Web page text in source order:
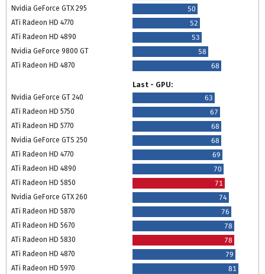
Nvidia GeForce GTX 295
50
ATi Radeon HD 4770
52
ATi Radeon HD 4890
53
Nvidia GeForce 9800 GT
58
ATi Radeon HD 4870
68
Last - GPU:
Nvidia GeForce GT 240
63
ATi Radeon HD 5750
67
ATi Radeon HD 5770
68
Nvidia GeForce GTS 250
68
ATi Radeon HD 4770
69
ATi Radeon HD 4890
70
ATi Radeon HD 5850
71
Nvidia GeForce GTX 260
74
ATi Radeon HD 5870
76
ATi Radeon HD 5670
78
ATi Radeon HD 5830
78
ATi Radeon HD 4870
79
ATi Radeon HD 5970
81